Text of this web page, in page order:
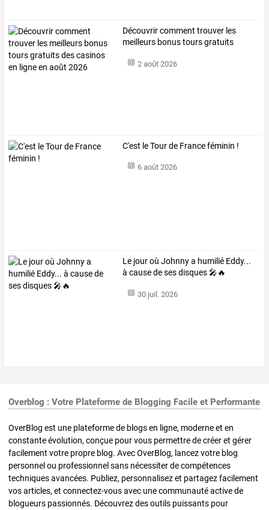
Découvrircomment trouver les
meilleurs bonustoursgratuits
2 août 2026
C'est le Tour de France féminin !
6 août 2026
Le jour où Johnny a humilié Eddy...
à cause de ses disques 🎤🔥
30 juil. 2026
Overblog : Votre Plateforme de Blogging Facile et Performante
OverBlog est une plateforme de blogs en ligne, moderne et en
constante évolution, conçue pour vous permettre de créer et gérer
facilement votre propre blog. Avec OverBlog, lancez votre blog
personnel ou professionnel sans nécessiter de compétences
techniques avancées. Publiez, personnalisez et partagez facilement
vos articles, et connectez-vous avec une communauté active de
blogueurs passionnés. Découvrez des outils puissants pour